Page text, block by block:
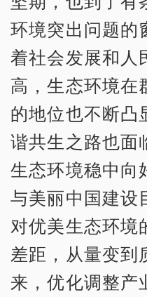
环境突出问题的
着社会发展和人
高，生态环境在
的地位也不断凸
谐共生之路也面
生态环境稳中向
与美丽中国建设
对优美生态环境
差距，从量变到
来，优化调整产